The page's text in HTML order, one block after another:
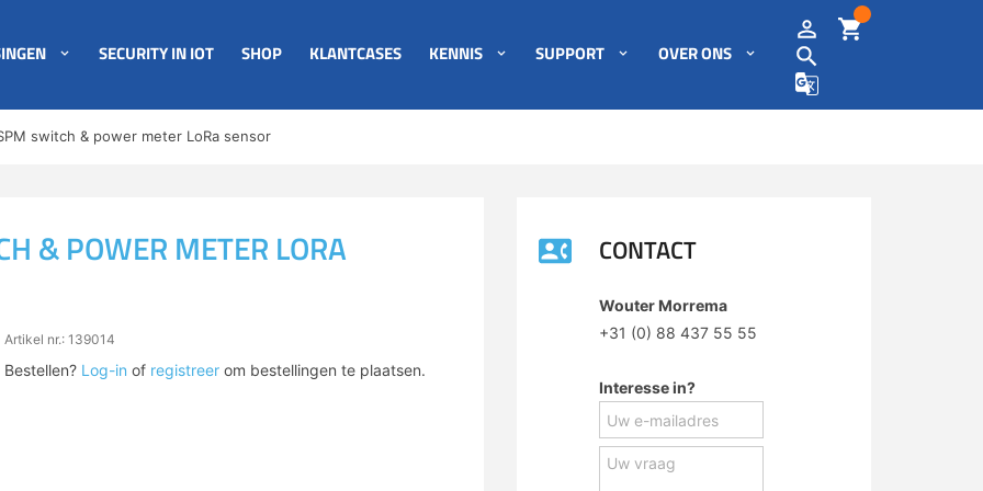
SECURITY IN IOT SHOP KLANTCASES KENNIS SUPPORT OVER ONS
switch & power meter LoRa sensor
& POWER METER LORA
Artikel nr.: 139014
Bestellen? Log-in of registreer om bestellingen te plaatsen.
CONTACT
Wouter Morrema
+31 (0) 88 437 55 55
Interesse in?